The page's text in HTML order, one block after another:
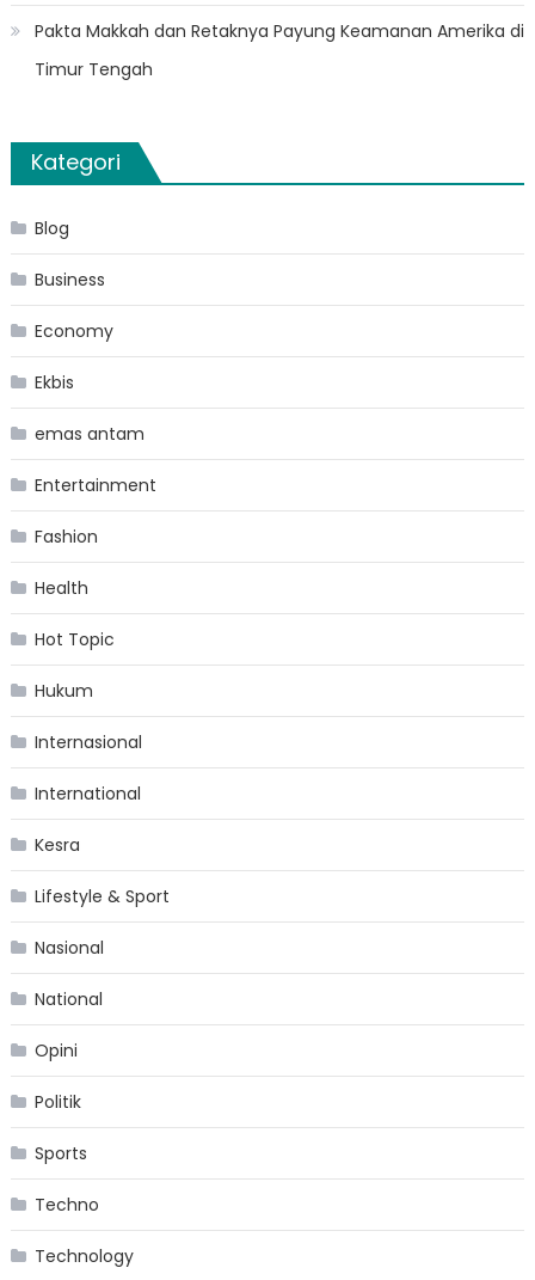
Pakta Makkah dan Retaknya Payung Keamanan Amerika di
Timur Tengah
Kategori
Blog
Business
Economy
Ekbis
emas antam
Entertainment
Fashion
Health
Hot Topic
Hukum
Internasional
International
Kesra
Lifestyle & Sport
Nasional
National
Opini
Politik
Sports
Techno
Technology